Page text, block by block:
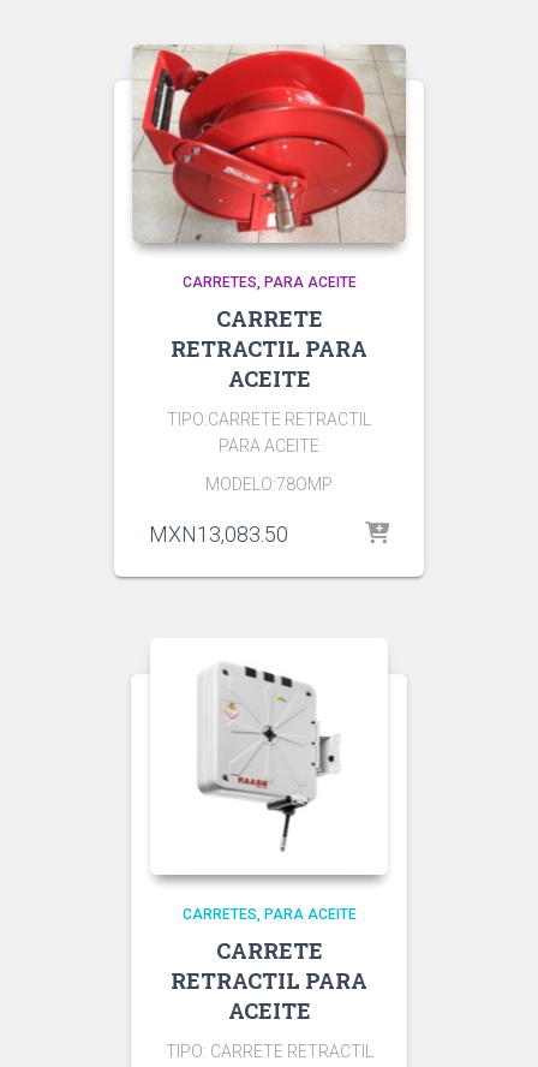
CARRETES PARA ACEITE
CARRETE
RETRACTIL PARA
ACEITE
TIPO:CARRETE RETRACTIL
PARA ACEITE
MODELO:78OMP
MXN13,083.50
CARRETES PARA ACEITE
CARRETE
RETRACTIL PARA
ACEITE
TIPO: CARRETE RETRACTIL